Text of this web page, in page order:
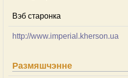
Вэб старонка
http://www.imperial.kherson.ua
Размяшчэнне